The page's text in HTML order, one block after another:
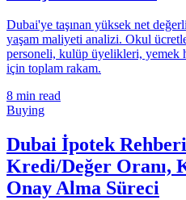
Dubai'ye taşınan yüksek net
yaşam maliyeti analizi. Okul
personeli, kulüp üyelikleri, yemek
için toplam rakam.
8 min read
Buying
Dubai İpotek
Kredi/Değer Oranı,
Onay Alma Süreci